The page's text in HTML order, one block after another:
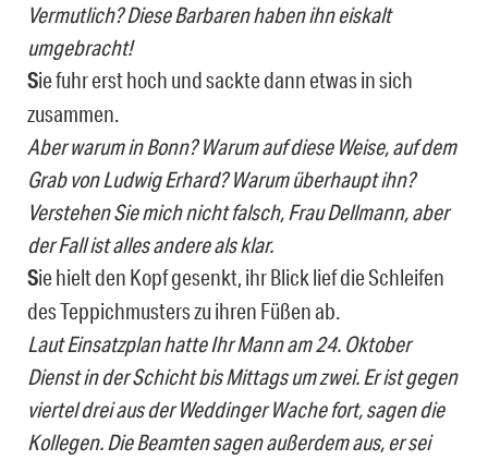
Vermutlich? Diese Barbaren haben ihn eiskalt
umgebracht!
Sie fuhr erst hoch und sackte dann etwas in sich
zusammen.
Aber warum in Bonn? Warum auf diese Weise, auf dem
Grab von Ludwig Erhard? Warum überhaupt ihn?
Verstehen Sie mich nicht falsch, Frau Dellmann, aber
der Fall ist alles andere als klar.
Sie hielt den Kopf gesenkt, ihr Blick lief die Schleifen
des Teppichmusters zu ihren Füßen ab.
Laut Einsatzplan hatte Ihr Mann am 24. Oktober
Dienst in der Schicht bis Mittags um zwei. Er ist gegen
viertel drei aus der Weddinger Wache fort, sagen die
Kollegen. Die Beamten sagen außerdem aus, er sei